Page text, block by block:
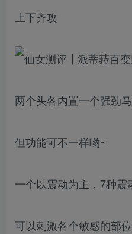
上下齐攻
两个头各内置一个强劲马
但功能可不一样哟~
一个以震动为主，7种震
可以刺激各个敏感的部位